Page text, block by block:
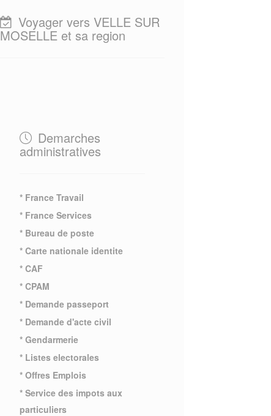
Voyager vers VELLE SUR
MOSELLE et sa region
Demarches
administratives
* France Travail
* France Services
* Bureau de poste
* Carte nationale identite
* CAF
* CPAM
* Demande passeport
* Demande d'acte civil
* Gendarmerie
* Listes electorales
* Offres Emplois
* Service des impots aux
particuliers